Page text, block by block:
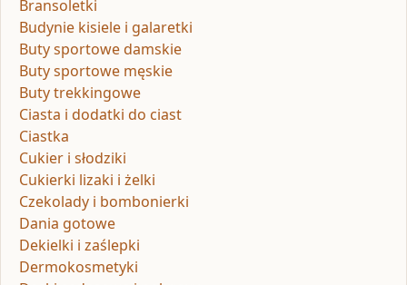
Bransoletki
Budynie kisiele i galaretki
Buty sportowe damskie
Buty sportowe męskie
Buty trekkingowe
Ciasta i dodatki do ciast
Ciastka
Cukier i słodziki
Cukierki lizaki i żelki
Czekolady i bombonierki
Dania gotowe
Dekielki i zaślepki
Dermokosmetyki